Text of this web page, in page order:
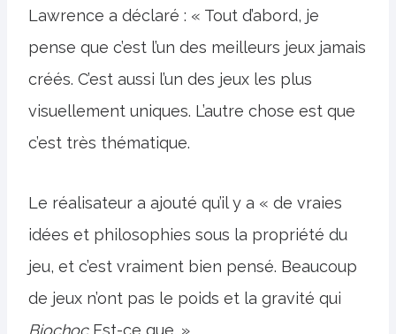
Lawrence a déclaré : « Tout d’abord, je
pense que c’est l’un des meilleurs jeux jamais
créés. C’est aussi l’un des jeux les plus
visuellement uniques. L’autre chose est que
c’est très thématique.
Le réalisateur a ajouté qu’il y a « de vraies
idées et philosophies sous la propriété du
jeu, et c’est vraiment bien pensé. Beaucoup
de jeux n’ont pas le poids et la gravité qui
BiochocEst-ce que. »